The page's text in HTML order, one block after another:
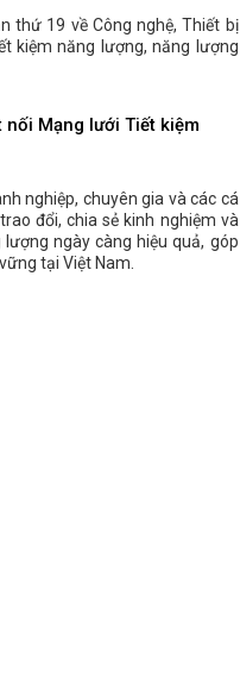
thứ 19 về Công nghệ, Thiết bị
kiệm năng lượng, năng lượng
nối Mạng lưới Tiết kiệm
nghiệp, chuyên gia và các cá
đổi, chia sẻ kinh nghiệm và
ngày càng hiệu quả, góp
tại Việt Nam.